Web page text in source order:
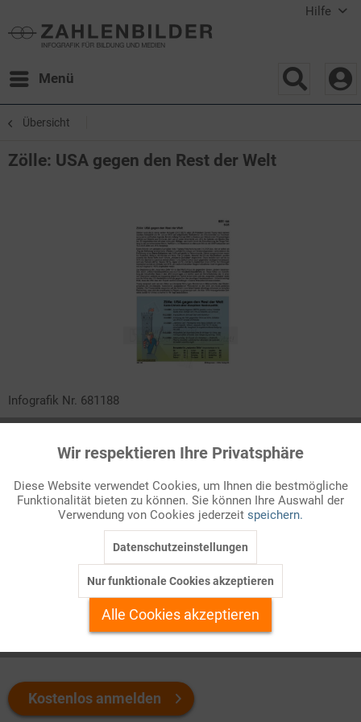
Hilfe
Menü
Übersicht
Zölle: USA gegen den Rest der Welt
Infografik Nr. 681188
Trump gleich nach Beginn seiner zweiten Amtszeit eine
Der Internationale Währungsfonds revidierte seine Prognosen
für die Weltwirtschaft nach unten. Ein kurzer Rückblick auf die
dramatischen Ereignisse Anfang 2025!
Welchen Download brauchen Sie?
Kostenlos anmelden
Funktionale Aktiv
Marketing Inaktiv
Personalisierung Inaktiv
Service
Wir respektieren Ihre Privatsphäre
Diese Website verwendet Cookies, um Ihnen die bestmögliche
Funktionalität bieten zu können. Sie können Ihre Auswahl der
Verwendung von Cookies jederzeit speichern.
Datenschutzeinstellungen
Nur funktionale Cookies akzeptieren
Alle Cookies akzeptieren